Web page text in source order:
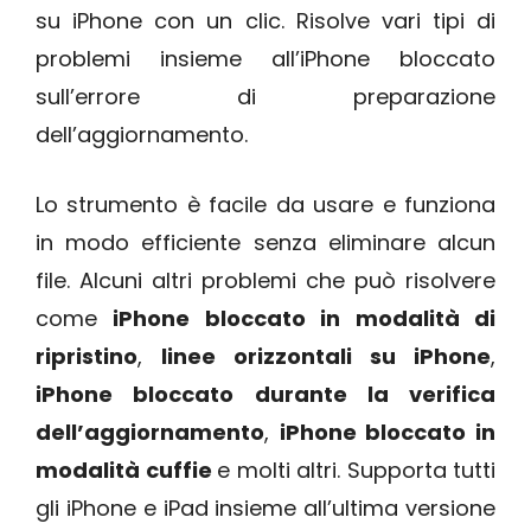
su iPhone con un clic. Risolve vari tipi di
problemi insieme all’iPhone bloccato
sull’errore di preparazione
dell’aggiornamento.
Lo strumento è facile da usare e funziona
in modo efficiente senza eliminare alcun
file. Alcuni altri problemi che può risolvere
come iPhone bloccato in modalità di
ripristino, linee orizzontali su iPhone,
iPhone bloccato durante la verifica
dell’aggiornamento, iPhone bloccato in
modalità cuffie e molti altri. Supporta tutti
gli iPhone e iPad insieme all’ultima versione